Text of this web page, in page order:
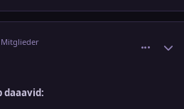
Mitglieder
daaavid: